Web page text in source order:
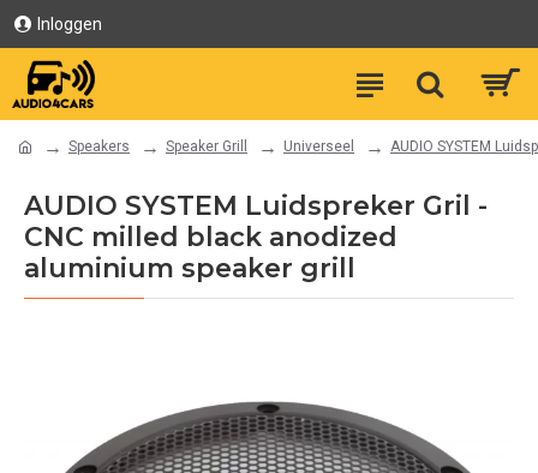
Inloggen
Speakers Speaker Grill Universeel AUDIO SYSTEM
AUDIO SYSTEM Luidspreker Gril -
CNC milled black anodized
aluminium speaker grill